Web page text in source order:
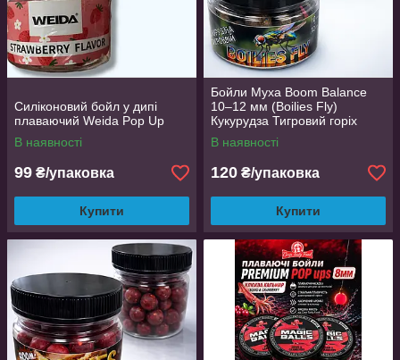
Силіконовий бойл у дипі
плаваючий Weida Pop Up
В наявності
99 ₴/упаковка
Купити
Бойли Муха Boom Balance
10–12 мм (Boilies Fly)
Кукурудза Тигровий горіх
В наявності
120 ₴/упаковка
Купити